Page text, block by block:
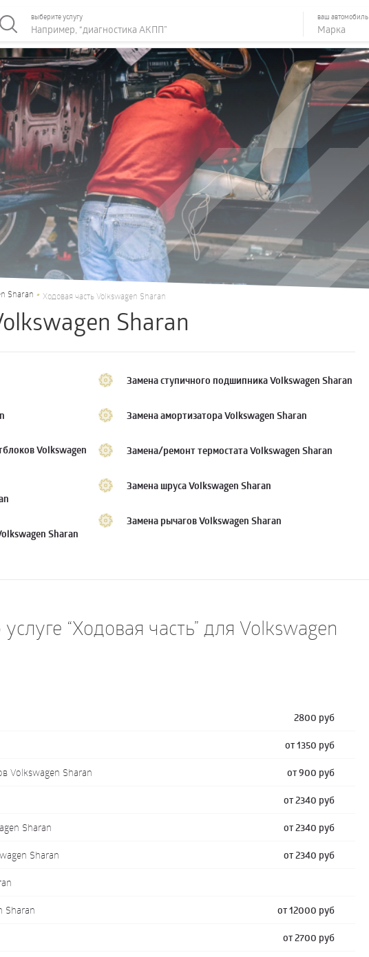
выберите услугу ваш автомобиль
Sharan Ходовая часть Volkswagen Sharan
Sharan
Volkswagen
Sharan
Замена ступичного подшипника Volkswagen Sharan
Замена амортизатора Volkswagen Sharan
Замена/ремонт термостата Volkswagen Sharan
Замена шруса Volkswagen Sharan
Замена рычагов Volkswagen Sharan
“Ходовая часть” для Volkswagen
2800 руб
от 1350 руб
Volkswagen Sharan от 900 руб
от 2340 руб
Sharan от 2340 руб
Sharan от 2340 руб
Sharan от 12000 руб
от 2700 руб